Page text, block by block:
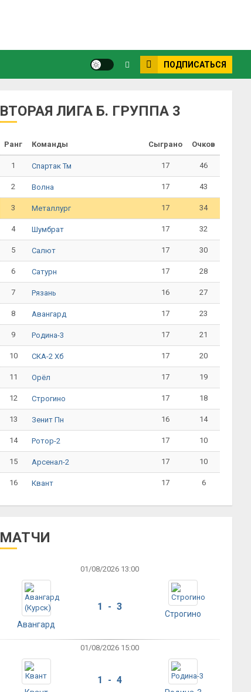
ПОДПИСАТЬСЯ
ВТОРАЯ ЛИГА Б. ГРУППА 3
Ранг Команды Сыграно Очков
1 Спартак Тм 17 46
2 Волна 17 43
3 Металлург 17 34
4 Шумбрат 17 32
5 Салют 17 30
6 Сатурн 17 28
7 Рязань 16 27
8 Авангард 17 23
9 Родина-3 17 21
10 СКА-2 Хб 17 20
11 Орёл 17 19
12 Строгино 17 18
13 Зенит Пн 16 14
14 Ротор-2 17 10
15 Арсенал-2 17 10
16 Квант 17 6
МАТЧИ
01/08/2026 13:00
Авангард
1 - 3
Строгино
01/08/2026 15:00
1 - 4